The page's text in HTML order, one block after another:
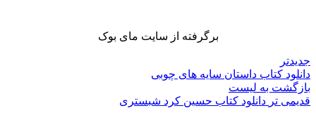
برگرفته از سایت مای بوک
جدیدتر
دانلود کتاب داستان سایه های چوبی
بازگشت به لیست
قدیمی تر دانلود کتاب حسین کرد شبستری